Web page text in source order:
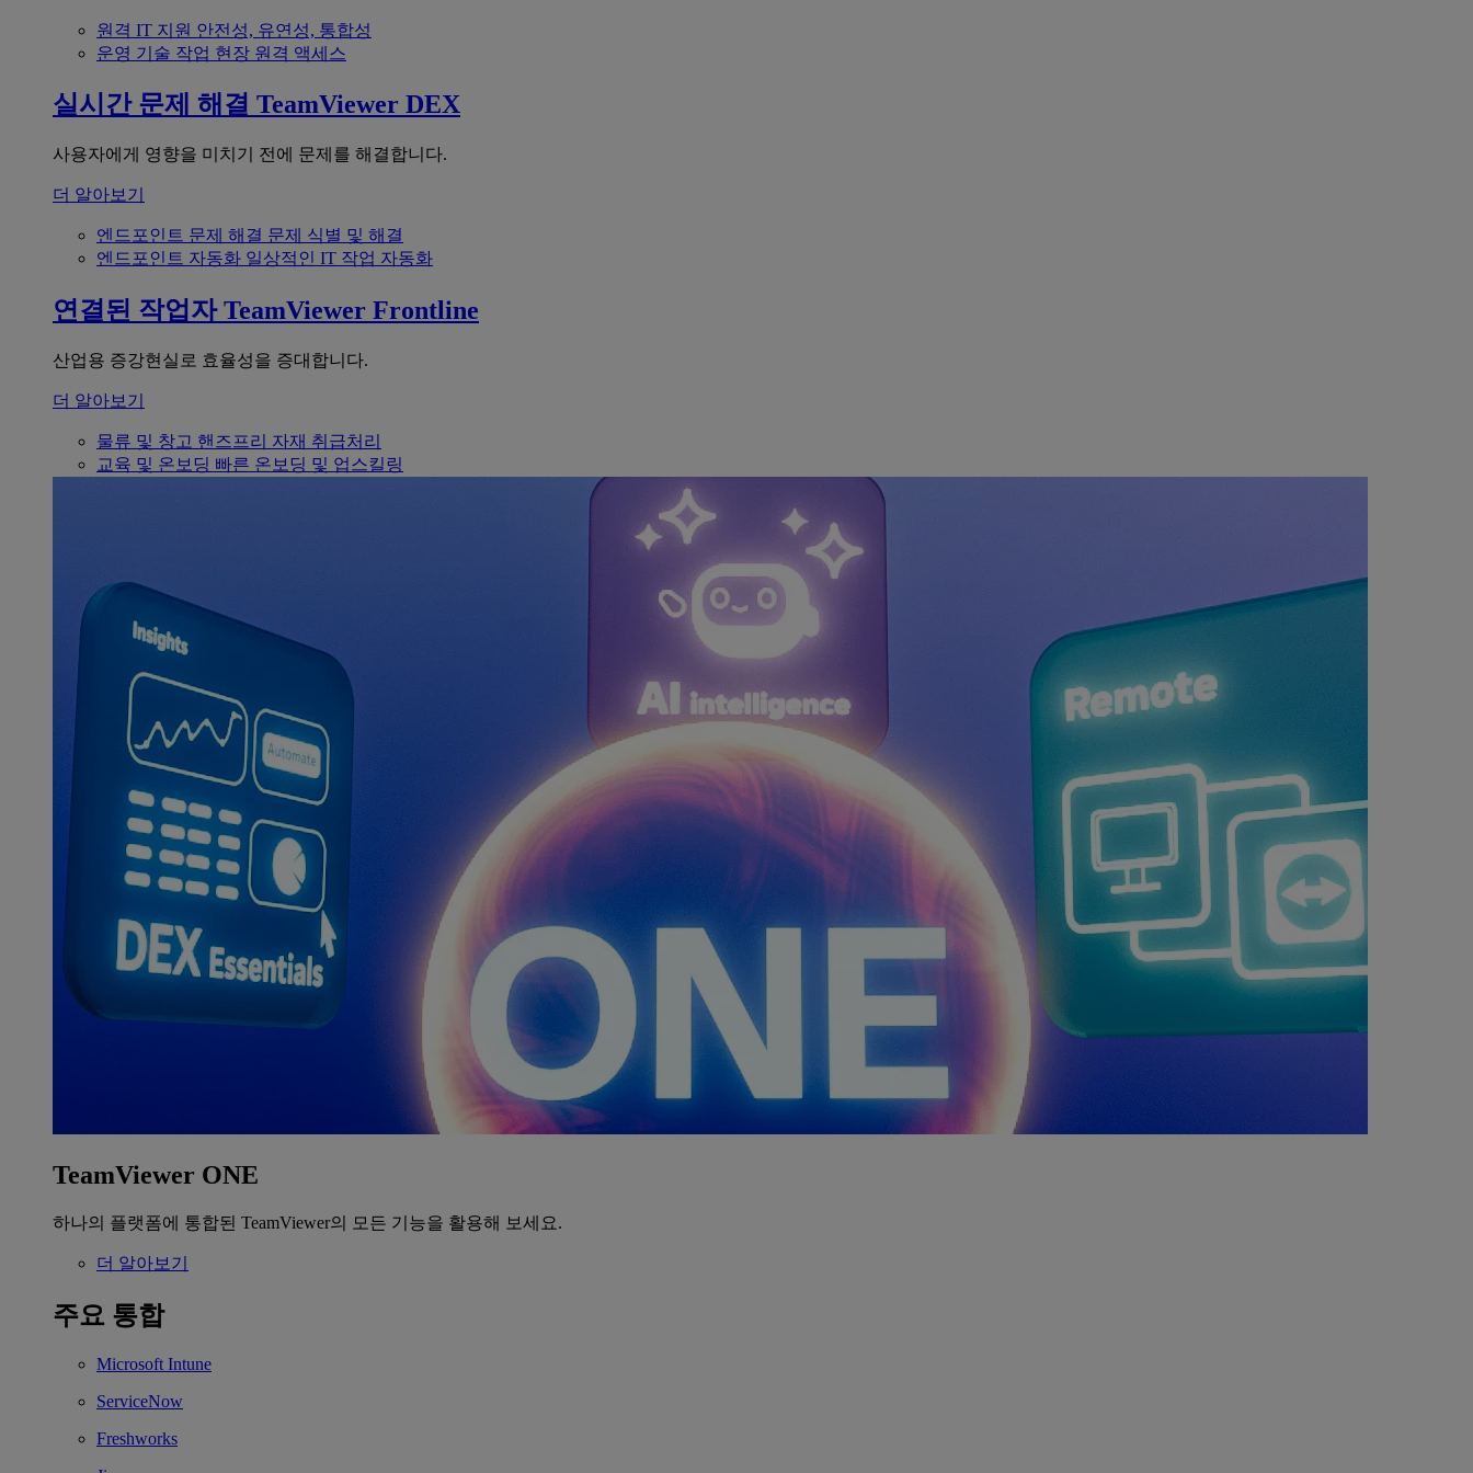
원격 IT 지원 안전성, 유연성, 통합성
운영 기술 작업 현장 원격 액세스
실시간 문제 해결 TeamViewer DEX
사용자에게 영향을 미치기 전에 문제를 해결합니다.
더 알아보기
엔드포인트 문제 해결 문제 식별 및 해결
엔드포인트 자동화 일상적인 IT 작업 자동화
연결된 작업자 TeamViewer Frontline
산업용 증강현실로 효율성을 증대합니다.
더 알아보기
물류 및 창고 핸즈프리 자재 취급처리
교육 및 온보딩 빠른 온보딩 및 업스킬링
TeamViewer ONE
하나의 플랫폼에 통합된 TeamViewer의 모든 기능을 활용해 보세요.
더 알아보기
주요 통합
Microsoft Intune
ServiceNow
Freshworks